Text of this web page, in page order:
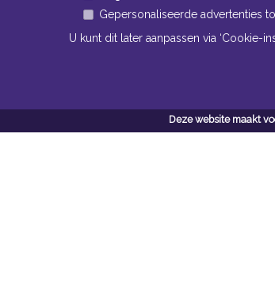
Deze website maakt
Gepersonaliseerde advertenties
U kunt dit later aanpassen via ‘Cookie-